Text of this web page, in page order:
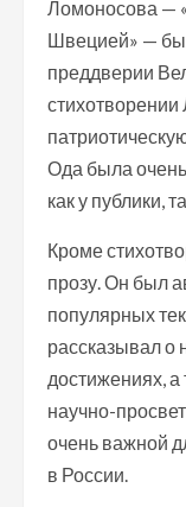
Ломоносова —
Швецией» —
преддверии
Ода была
как у публики,
Кроме
прозу. Он был
популярных
рассказывал о
достижениях, а
научно-
очень важной
в России.